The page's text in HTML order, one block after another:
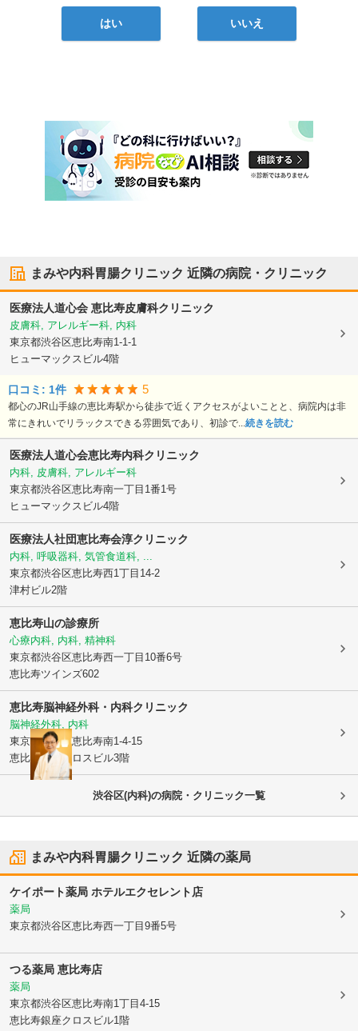
はい いいえ
まみや内科胃腸クリニック 近隣の病院・クリニック
医療法人道心会 恵比寿皮膚科クリニック
皮膚科, アレルギー科, 内科
東京都渋谷区恵比寿南1-1-1
ヒューマックスビル4階
口コミ: 1件 5
都心のJR山手線の恵比寿駅から徒歩で近くアクセスがよいことと、病院内は非
常にきれいでリラックスできる雰囲気であり、初診で...続きを読む
医療法人道心会恵比寿内科クリニック
内科, 皮膚科, アレルギー科
東京都渋谷区恵比寿南一丁目1番1号
ヒューマックスビル4階
医療法人社団恵比寿会淳クリニック
内科, 呼吸器科, 気管食道科, ...
東京都渋谷区恵比寿西1丁目14-2
津村ビル2階
恵比寿山の診療所
心療内科, 内科, 精神科
東京都渋谷区恵比寿西一丁目10番6号
恵比寿ツインズ602
恵比寿脳神経外科・内科クリニック
脳神経外科, 内科
東京都渋谷区恵比寿南1-4-15
恵比寿銀座クロスビル3階
渋谷区(内科)の病院・クリニック一覧
まみや内科胃腸クリニック 近隣の薬局
ケイポート薬局 ホテルエクセレント店
薬局
東京都渋谷区恵比寿西一丁目9番5号
つる薬局 恵比寿店
薬局
東京都渋谷区恵比寿南1丁目4-15
恵比寿銀座クロスビル1階